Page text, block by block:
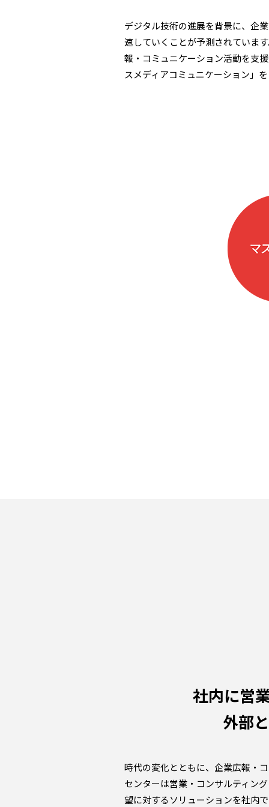
デジタル技術の進展を背景に、企
速していくことが予測されていま
報・コミュニケーション活動を支
スメディアコミュニケーション」
社内に営
外部
時代の変化とともに、企業広報・
センターは営業・コンサルティン
望に対するソリューションを社内